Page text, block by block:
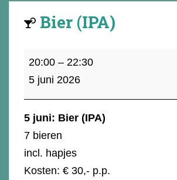
Bier (IPA)
Bier
(IPA)
20:00 – 22:30
5 juni 2026
5 juni: Bier (IPA)
7 bieren
incl. hapjes
Kosten: € 30,- p.p.